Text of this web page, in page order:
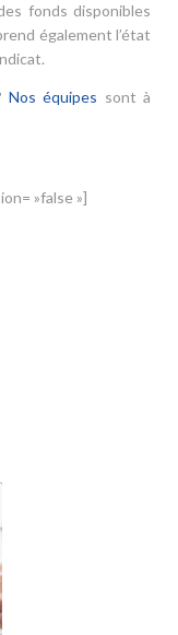
fonds disponibles
également l’état
Nos équipes sont à
»false »]